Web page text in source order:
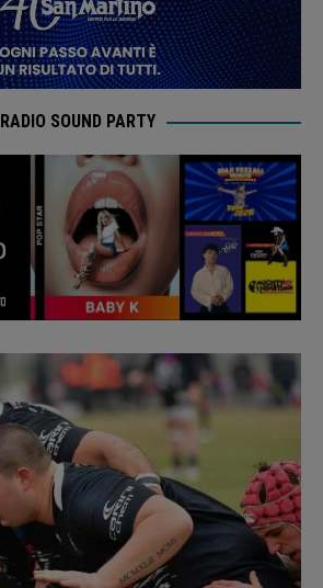
RADIO SOUND PARTY